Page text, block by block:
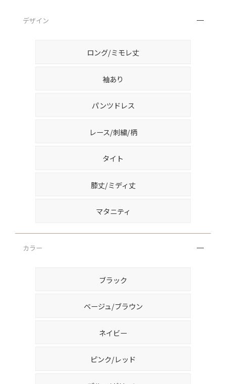
デザイン
ロング/ミモレ丈
袖あり
パンツドレス
レース/刺繍/柄
タイト
膝丈/ミディ丈
マタニティ
カラー
ブラック
ベージュ/ブラウン
ネイビー
ピンク/レッド